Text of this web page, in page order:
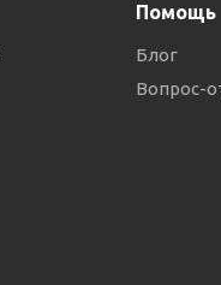
Помощь
Блог
Вопрос-